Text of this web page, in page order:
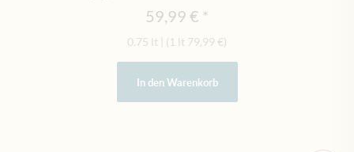
59,99 €
0.75 lt (1 lt 79,99 €)
In den Warenkorb